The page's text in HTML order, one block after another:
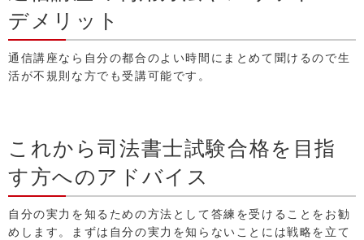
デメリット
通信講座なら自分の都合のよい時間にまとめて聞けるので生
活が不規則な方でも受講可能です。
これから司法書士試験合格を目指
す方へのアドバイス
自分の実力を知るための方法として答練を受けることをお勧
めします。まずは自分の実力を知らないことには戦略を立て